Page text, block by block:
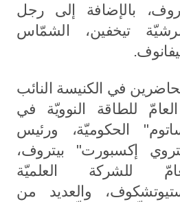
بالإضافة إلى رجل
تيخفين، الشمّاس
في الكنيسة النائب
للطاقة النوويّة في
الحكوميّة، ورئيس
إكسبورت" بيتروف،
للشركة العلميّة
والعديد من